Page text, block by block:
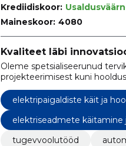
Krediidiskoor:
Maineskoor: 4080
Kvaliteet läbi
Oleme spetsialiseerunud
projekteerimisest kuni
elektripaigaldiste käit ja
elektriseadmete käitamine
tugevvoolutööd